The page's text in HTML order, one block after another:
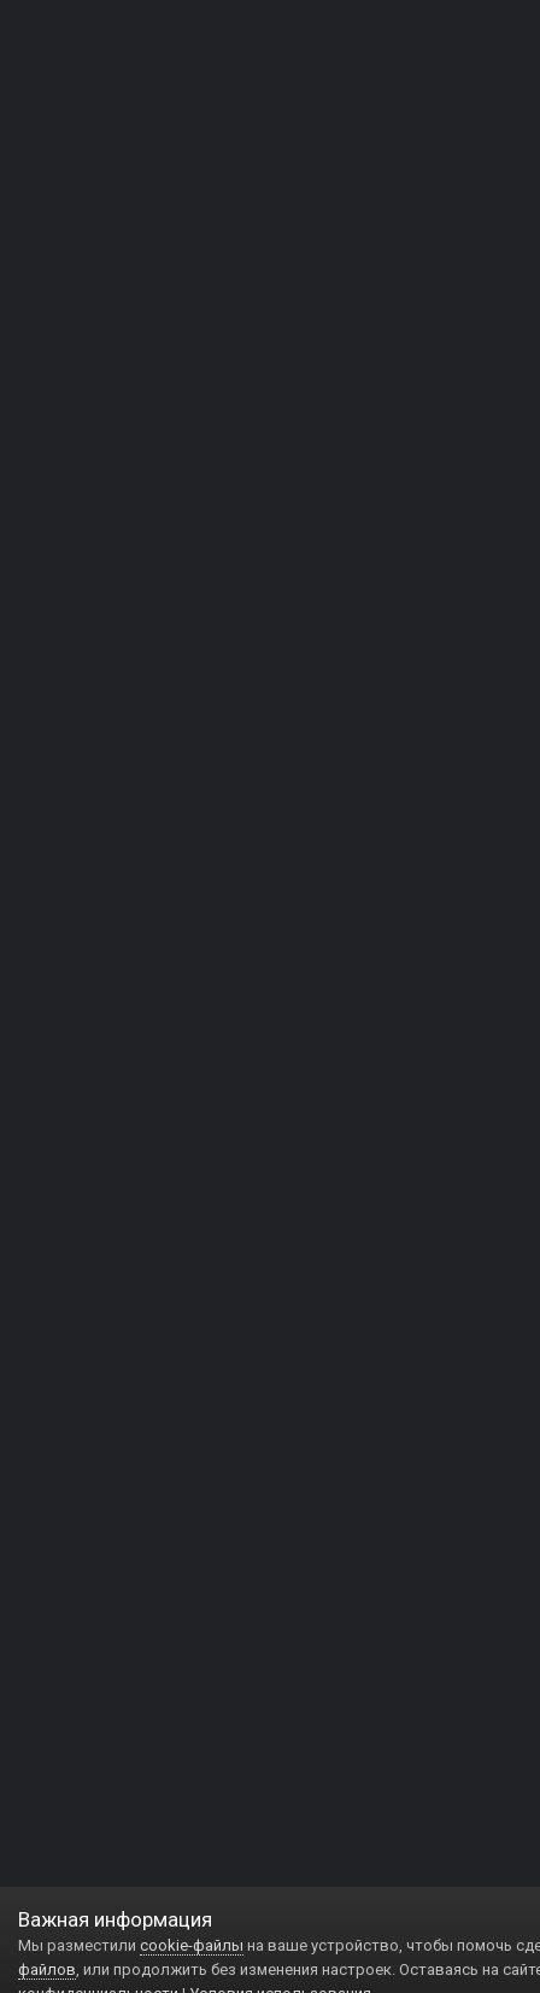
Важная информация
Мы разместили cookie-файлы на ваше устройство, чтобы помочь
файлов, или продолжить без изменения настроек. Оставаясь на